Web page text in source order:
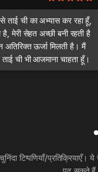
ताई ची का अभ्यास कर रहा हूँ,
है, मेरी सेहत अच्छी बनी रहती है
ऊर्जा मिलती है। मैं
ची भी आजमाना चाहता हूँ।
टिप्पणियाँ/प्रतिक्रियाएँ।